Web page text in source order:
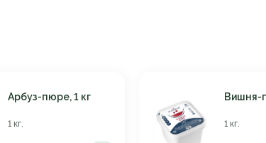
Арбуз-пюре, 1 кг
1 кг.
Вишня-
1 кг.